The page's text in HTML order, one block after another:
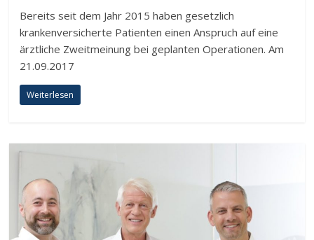
Bereits seit dem Jahr 2015 haben gesetzlich
krankenversicherte Patienten einen Anspruch auf eine
ärztliche Zweitmeinung bei geplanten Operationen. Am
21.09.2017
Weiterlesen